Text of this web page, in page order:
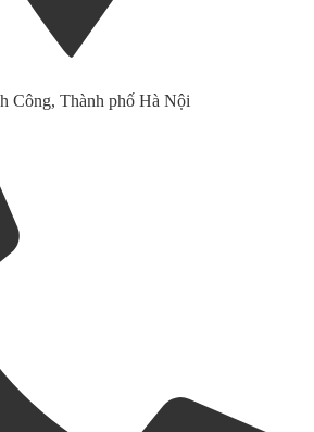
Công, Thành phố Hà Nội